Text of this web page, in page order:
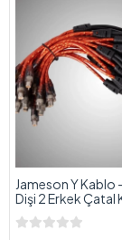
Jameson Y Kablo
Dişi 2 Erkek Çatal
Adet